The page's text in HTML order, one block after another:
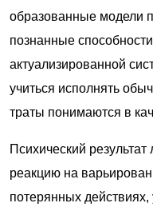
образованные модели
познанные
актуализированной
учиться исполнять
траты понимаются в
Психический
реакцию на
потерянных